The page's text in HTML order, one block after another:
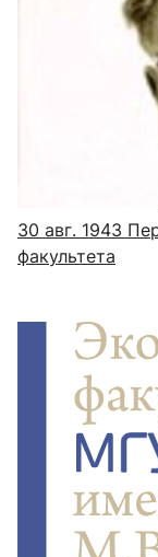
30 авг. 1943
факультета